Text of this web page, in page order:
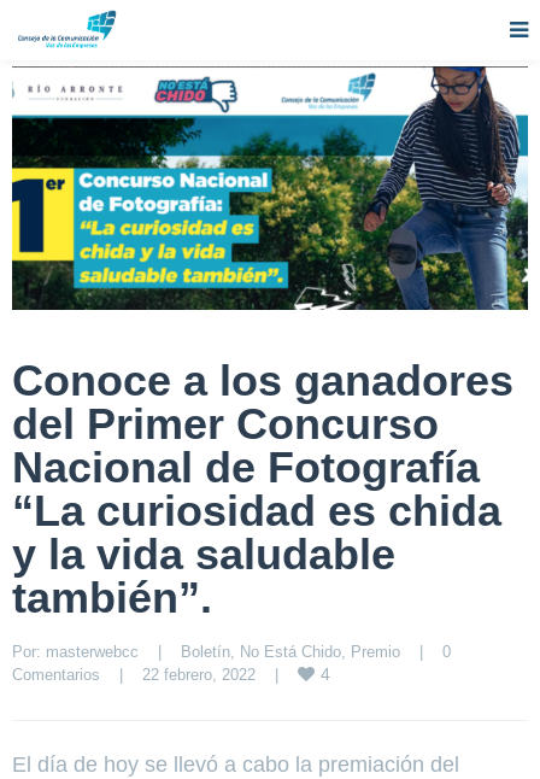
Conoce a los ganadores
del Primer Concurso
Nacional de Fotografía
“La curiosidad es chida
y la vida saludable
también”.
Por: masterwebcc | Boletín No Está Chido Premio |
0
Comentarios
| 22 febrero, 2022 | 4
El día de hoy se llevó a cabo la premiación del